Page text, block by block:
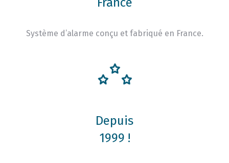
Système d’alarme conçu et fabriqué en France.
Depuis
1999 !